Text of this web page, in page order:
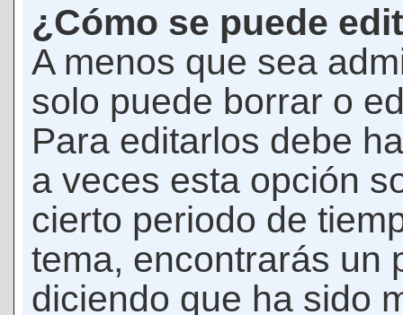
¿Cómo se puede
A menos que sea
solo puede borrar o
Para editarlos debe
a veces esta opción
cierto periodo de
tema, encontrarás un
diciendo que ha sido